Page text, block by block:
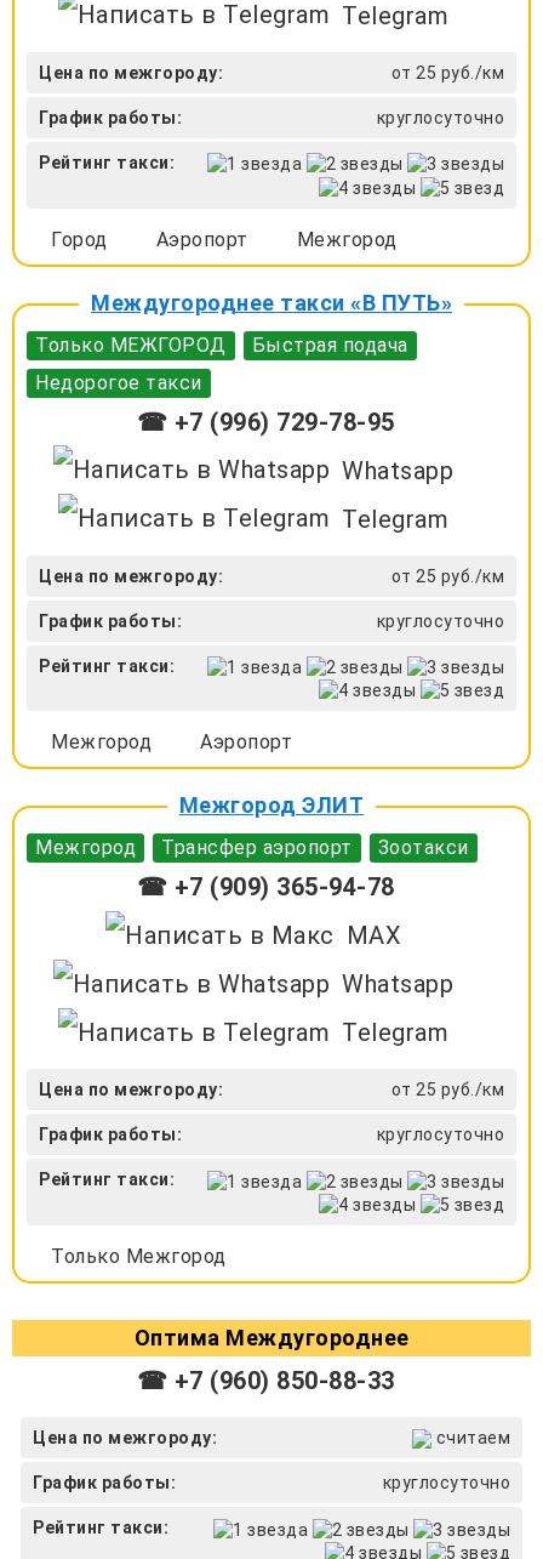
Telegram
Цена по межгороду: от 25 руб./км
График работы: круглосуточно
Рейтинг такси:
Город Аэропорт Межгород
Междугороднее такси «В ПУТЬ»
Только МЕЖГОРОД
Быстрая подача
Недорогое такси
☎ +7 (996) 729-78-95
Whatsapp
Telegram
Цена по межгороду: от 25 руб./км
График работы: круглосуточно
Рейтинг такси:
Межгород Аэропорт
Межгород ЭЛИТ
Межгород Трансфер аэропорт Зоотакси
☎ +7 (909) 365-94-78
MAX
Whatsapp
Telegram
Цена по межгороду: от 25 руб./км
График работы: круглосуточно
Рейтинг такси:
Только Межгород
Оптима Междугороднее
☎ +7 (960) 850-88-33
Цена по межгороду: считаем
График работы: круглосуточно
Рейтинг такси: